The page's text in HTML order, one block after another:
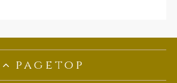
pagetop